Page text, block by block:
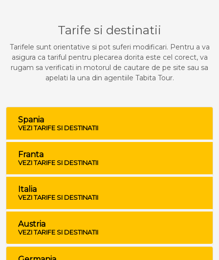
Tarife si destinatii
Tarifele sunt orientative si pot suferi modificari. Pentru a va
asigura ca tariful pentru plecarea dorita este cel corect, va
rugam sa verificati in motorul de cautare de pe site sau sa
apelati la una din agentiile Tabita Tour.
Spania
VEZI TARIFE SI DESTINATII
Franta
VEZI TARIFE SI DESTINATII
Italia
VEZI TARIFE SI DESTINATII
Austria
VEZI TARIFE SI DESTINATII